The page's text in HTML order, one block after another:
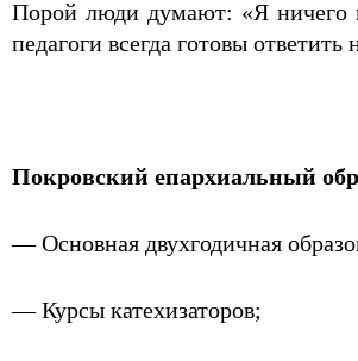
Порой люди думают: «Я ничего
педагоги всегда готовы
Покровский епархиальный
— Основная двухгодичная
— Курсы катехизаторов;